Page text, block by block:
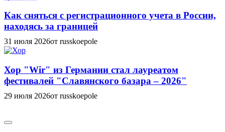
Как сняться с регистрационного учета в России,
находясь за границей
31 июля 2026от russkoepole
Хор "Wir" из Германии стал лауреатом
фестивалей "Славянского базара – 2026"
29 июля 2026от russkoepole